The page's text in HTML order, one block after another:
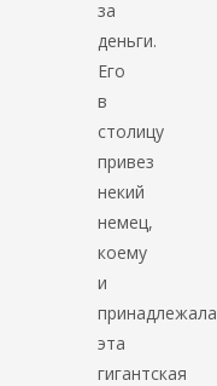
за
деньги.
Его
в
столицу
привез
некий
немец,
коему
и
принадлежала
эта
гигантская